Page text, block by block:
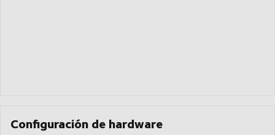
Configuración de hardware